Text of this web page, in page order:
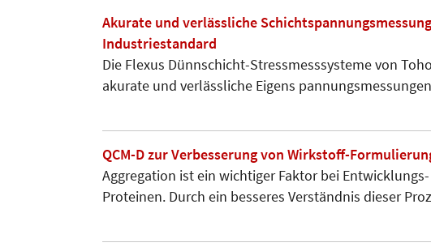
Akurate und verlässliche
Industriestandard
Die Flexus Dünnschicht-Stressmesssysteme von
akurate und verlässliche Eigens
QCM-D zur Verbesserung von Wirkstoff-
Aggregation ist ein wichtiger Faktor bei
Proteinen. Durch ein besseres Verständnis dieser